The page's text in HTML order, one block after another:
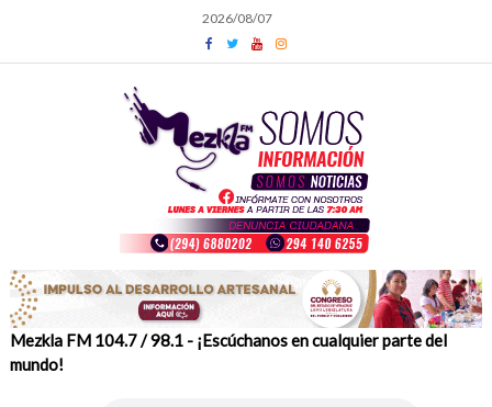
content
2026/08/07
Mezkla FM 104.7 / 98.1 - ¡Escúchanos en cualquier parte del
mundo!